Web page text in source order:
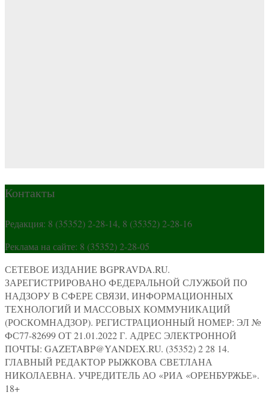
Контакты
Редакция: 8 (35352) 2-28-14, 8 (35352) 2-28-16
Реклама на сайте: 8 (35352) 2-28-05
СЕТЕВОЕ ИЗДАНИЕ BGPRAVDA.RU.
ЗАРЕГИСТРИРОВАНО ФЕДЕРАЛЬНОЙ СЛУЖБОЙ ПО
НАДЗОРУ В СФЕРЕ СВЯЗИ, ИНФОРМАЦИОННЫХ
ТЕХНОЛОГИЙ И МАССОВЫХ КОММУНИКАЦИЙ
(РОСКОМНАДЗОР). РЕГИСТРАЦИОННЫЙ НОМЕР: ЭЛ №
ФС77-82699 ОТ 21.01.2022 Г. АДРЕС ЭЛЕКТРОННОЙ
ПОЧТЫ: GAZETABP@YANDEX.RU. (35352) 2 28 14.
ГЛАВНЫЙ РЕДАКТОР РЫЖКОВА СВЕТЛАНА
НИКОЛАЕВНА. УЧРЕДИТЕЛЬ АО «РИА «ОРЕНБУРЖЬЕ».
18+